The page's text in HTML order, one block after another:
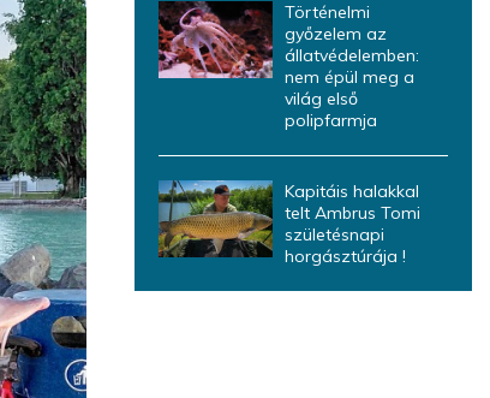
Történelmi
győzelem az
állatvédelemben:
nem épül meg a
világ első
polipfarmja
Kapitáis halakkal
telt Ambrus Tomi
születésnapi
horgásztúrája !